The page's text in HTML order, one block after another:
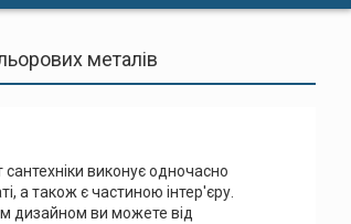
металів
виконує одночасно
а також є частиною інтер'єру.
дизайном ви можете від